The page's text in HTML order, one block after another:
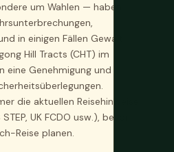
um Wahlen — haben
in einigen Fällen Gewalt
Hill Tracts (CHT) im
eine Genehmigung und
die aktuellen Reisehinweise
UK FCDO usw.), bevor
Reise planen.